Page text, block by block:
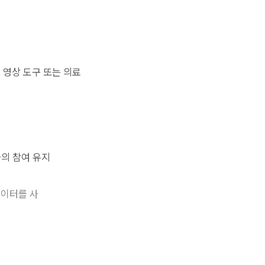
상 도구 또는 의료
참여 유지
터를 사